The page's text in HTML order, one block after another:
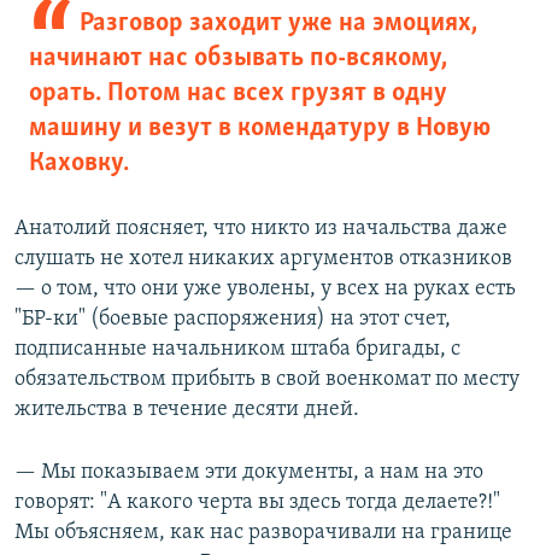
Разговор заходит уже на эмоциях,
начинают нас обзывать по-всякому,
орать. Потом нас всех грузят в одну
машину и везут в комендатуру в Новую
Каховку.
Анатолий поясняет, что никто из начальства даже
слушать не хотел никаких аргументов отказников
— о том, что они уже уволены, у всех на руках есть
"БР-ки" (боевые распоряжения) на этот счет,
подписанные начальником штаба бригады, с
обязательством прибыть в свой военкомат по месту
жительства в течение десяти дней.
— Мы показываем эти документы, а нам на это
говорят: "А какого черта вы здесь тогда делаете?!"
Мы объясняем, как нас разворачивали на границе